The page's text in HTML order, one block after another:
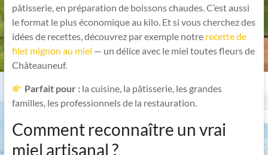
pâtisserie, en préparation de boissons chaudes. C’est aussi
le format le plus économique au kilo. Et si vous cherchez des
idées de recettes, découvrez par exemple notre recette de
filet mignon au miel — un délice avec le miel toutes fleurs de
Châteauneuf.
Parfait pour :la cuisine, la pâtisserie, les grandes
familles, les professionnels de la restauration.
Comment reconnaître un vrai
miel artisanal ?